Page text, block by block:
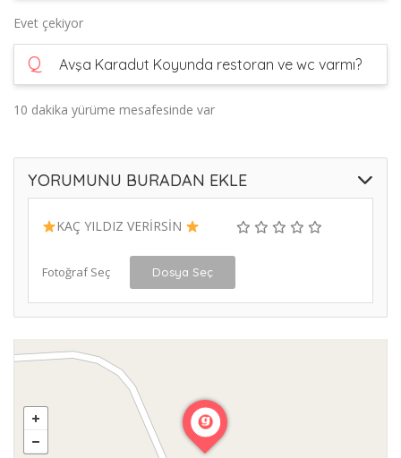
Evet çekiyor
Q Avşa Karadut Koyunda restoran ve wc varmı?
10 dakika yürüme mesafesinde var
YORUMUNU BURADAN EKLE
KAÇ YILDIZ VERİRSİN
Fotoğraf Seç Dosya Seç